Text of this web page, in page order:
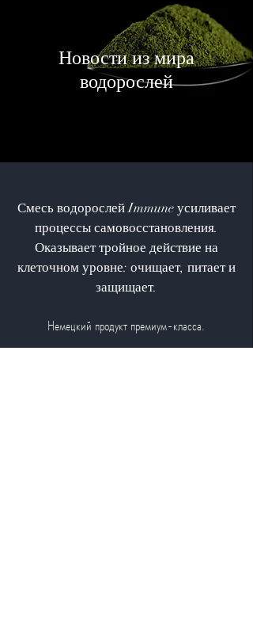
Новости из мира
водорослей
Смесь водорослей Immune усиливает
процессы самовосстановления.
Оказывает тройное действие на
клеточном уровне: очищает, питает и
защищает.
Немецкий продукт премиум-класса.